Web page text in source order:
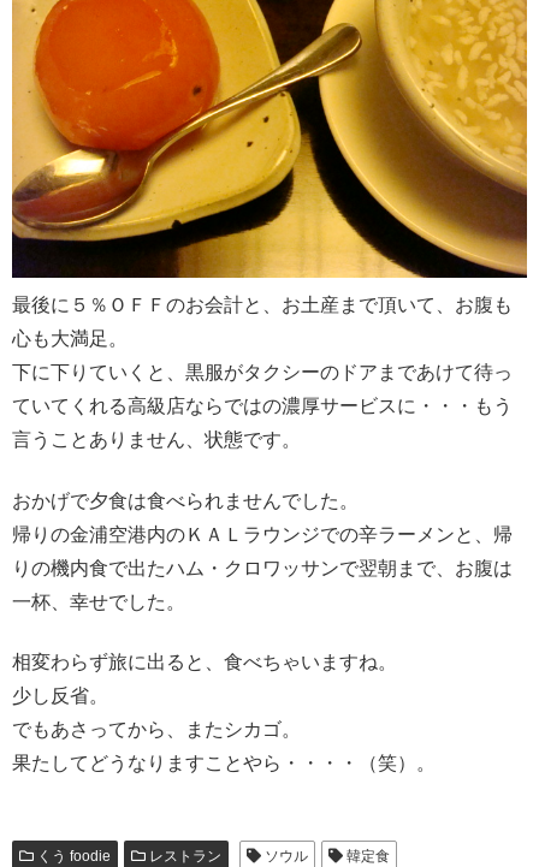
最後に５％ＯＦＦのお会計と、お土産まで頂いて、お腹も
心も大満足。
下に下りていくと、黒服がタクシーのドアまであけて待っ
ていてくれる高級店ならではの濃厚サービスに・・・もう
言うことありません、状態です。
おかげで夕食は食べられませんでした。
帰りの金浦空港内のＫＡＬラウンジでの辛ラーメンと、帰
りの機内食で出たハム・クロワッサンで翌朝まで、お腹は
一杯、幸せでした。
相変わらず旅に出ると、食べちゃいますね。
少し反省。
でもあさってから、またシカゴ。
果たしてどうなりますことやら・・・・（笑）。
くう foodie レストラン ソウル 韓定食